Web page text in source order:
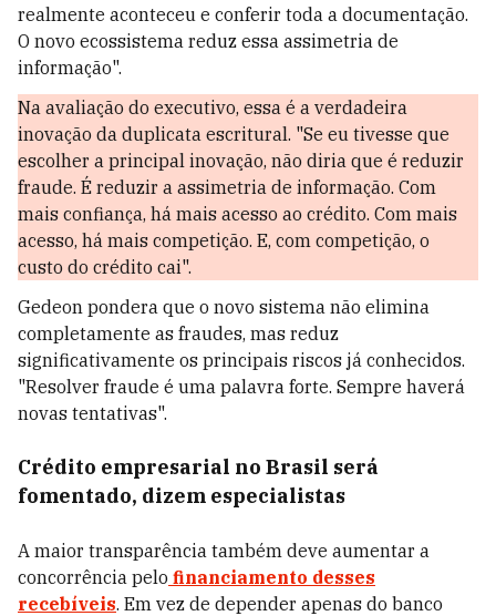
realmente aconteceu e conferir toda a documentação.
O novo ecossistema reduz essa assimetria de
informação".
Na avaliação do executivo, essa é a verdadeira
inovação da duplicata escritural. "Se eu tivesse que
escolher a principal inovação, não diria que é reduzir
fraude. É reduzir a assimetria de informação. Com
mais confiança, há mais acesso ao crédito. Com mais
acesso, há mais competição. E, com competição, o
custo do crédito cai".
Gedeon pondera que o novo sistema não elimina
completamente as fraudes, mas reduz
significativamente os principais riscos já conhecidos.
"Resolver fraude é uma palavra forte. Sempre haverá
novas tentativas".
Crédito empresarial no Brasil será
fomentado, dizem especialistas
A maior transparência também deve aumentar a
concorrência pelo financiamento desses
recebíveis. Em vez de depender apenas do banco